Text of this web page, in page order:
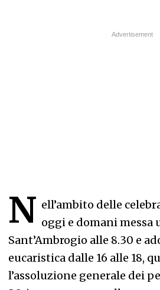
N ell’ambito delle
oggi e domani messa
Sant’Ambrogio alle 8.30 e
eucaristica dalle 16 alle 18,
l’assoluzione generale dei